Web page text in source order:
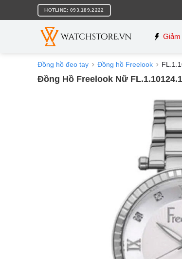
nội
HOTLINE: 093.189.2222
Giảm
Đồng hồ đeo tay Đồng hồ Freelook
Đồng Hồ Freelook Nữ FL.1.10124.1